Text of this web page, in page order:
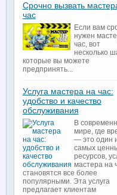
Срочно вызвать
час
Если вам
нужен
час, вот
несколько
которые вы можете
предпринять...
Услуга мастера на час:
удобство и качество
обслуживания
В
мире, где
— это один
самых
ресурсов,
мастера на
становятся все более
популярными. Эта услуга
предлагает клиентам